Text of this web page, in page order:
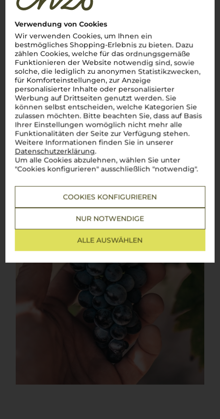
Verwendung von Cookies
Wir verwenden Cookies, um Ihnen ein
bestmögliches Shopping-Erlebnis zu bieten. Dazu
zählen Cookies, welche für das ordnungsgemäße
Funktionieren der Website notwendig sind, sowie
solche, die lediglich zu anonymen Statistikzwecken,
für Komforteinstellungen, zur Anzeige
personalisierter Inhalte oder personalisierter
Werbung auf Drittseiten genutzt werden. Sie
können selbst entscheiden, welche Kategorien Sie
zulassen möchten. Bitte beachten Sie, dass auf Basis
Ihrer Einstellungen womöglich nicht mehr alle
Funktionalitäten der Seite zur Verfügung stehen.
Weitere Informationen finden Sie in unserer
Datenschutzerklärung.
Um alle Cookies abzulehnen, wählen Sie unter
"Cookies konfigurieren" ausschließlich "notwendig".
COOKIES KONFIGURIEREN
NUR NOTWENDIGE
ALLE AUSWÄHLEN
Der König der Piemonteser Weine
Nebbiolo– die edle Rebsorte des
italienische Weinkultur auf höchstem Niveau. Als wahrer
König unter den Weinen der Region, verkörpert der
ein Genusserlebnis, das seinesgleichen sucht. Mit seinen
vielschichtigen Aromen von Rosen, Teer und reifen Früchten,
samtigentanniniund einer beeindruckenden Langlebigkeit,
zählt er zu den wertvollsten Schätzen Italiens. Die berühmten
WeineBarolound Barbaresco, beide aus dieser Rebsorte
gekeltert, entfalten am Gaumen ein unvergleichliches Aroma
und passen perfekt zu den traditionellen Gerichten der
italiana– wie ein zart geschmortesBrasato al Barolo
oder
würzigerTajarin al ragù.Cin cin– auf den unverwechselbaren
Geschmack Norditaliens!
Mehr von der Rebsorte Nebbiolo